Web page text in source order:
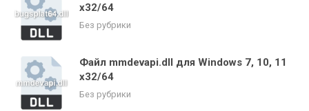
x32/64
Без рубрики
Файл mmdevapi.dll для Windows 7, 10, 11
x32/64
Без рубрики